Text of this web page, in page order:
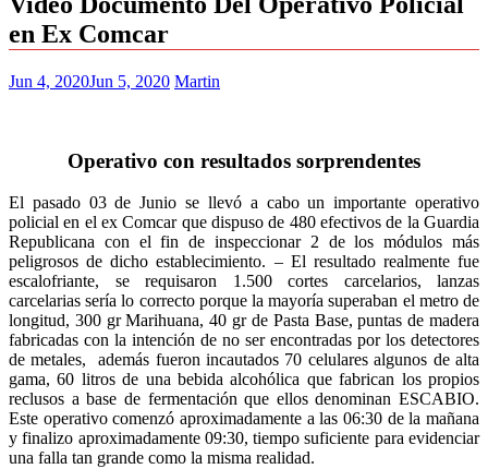
en Ex Comcar
Jun 4, 2020Jun 5, 2020 Martin
Operativo con resultados sorprendentes
El pasado 03 de Junio se llevó a cabo un importante operativo
policial en el ex Comcar que dispuso de 480 efectivos de la Guardia
Republicana con el fin de inspeccionar 2 de los módulos más
peligrosos de dicho establecimiento. – El resultado realmente fue
escalofriante, se requisaron 1.500 cortes carcelarios, lanzas
carcelarias sería lo correcto porque la mayoría superaban el metro de
longitud, 300 gr Marihuana, 40 gr de Pasta Base, puntas de madera
fabricadas con la intención de no ser encontradas por los detectores
de metales, además fueron incautados 70 celulares algunos de alta
gama, 60 litros de una bebida alcohólica que fabrican los propios
reclusos a base de fermentación que ellos denominan ESCABIO.
Este operativo comenzó aproximadamente a las 06:30 de la mañana
y finalizo aproximadamente 09:30, tiempo suficiente para evidenciar
una falla tan grande como la misma realidad.